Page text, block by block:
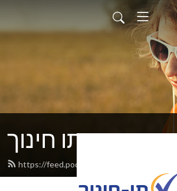
תו חינוך
https://feed.podbean.com/tavchinuch/